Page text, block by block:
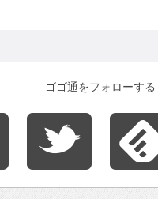
ゴゴ通をフォローする